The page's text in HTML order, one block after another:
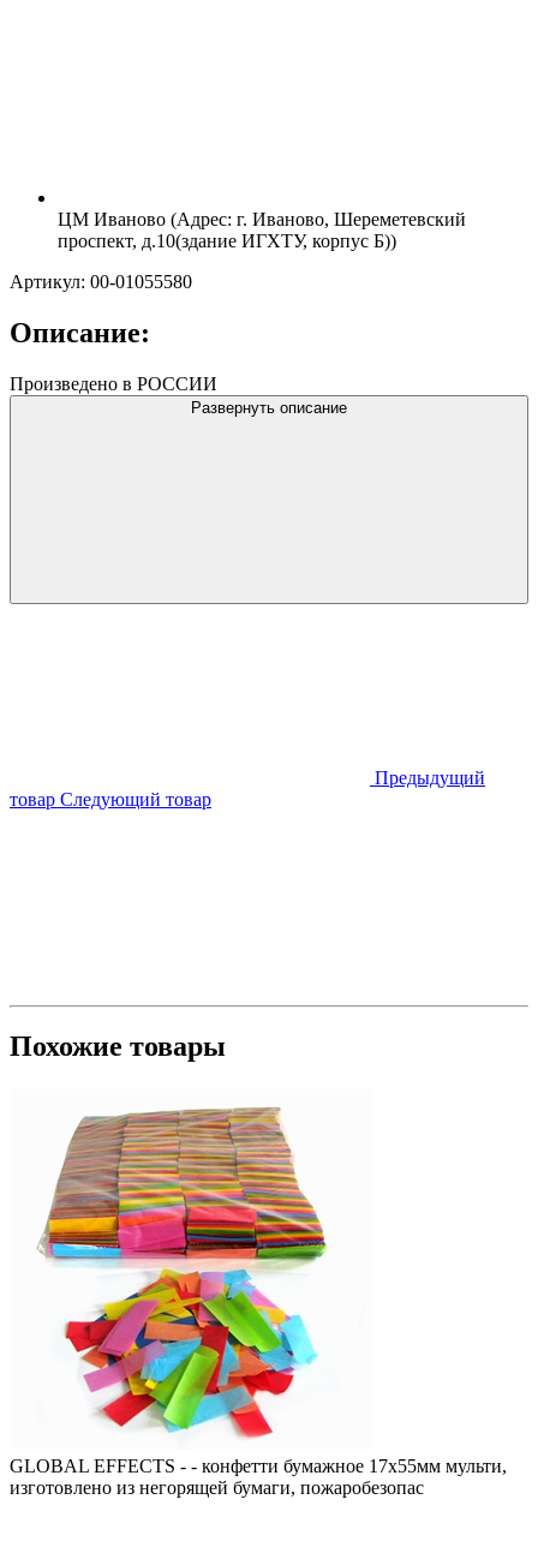
ЦМ Иваново (Адрес: г. Иваново, Шереметевский
проспект, д.10(здание ИГХТУ, корпус Б))
Артикул: 00-01055580
Описание:
Произведено в РОССИИ
Развернуть описание
Предыдущий
товар Следующий товар
Похожие товары
GLOBAL EFFECTS - - конфетти бумажное 17х55мм мульти,
изготовлено из негорящей бумаги, пожаробезопас